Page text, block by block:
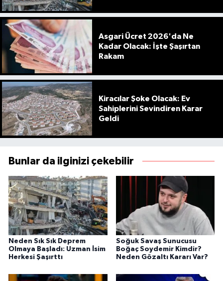
Asgari Ücret 2026'da Ne
Kadar Olacak: İşte Şaşırtan
Rakam
Kiracılar Şoke Olacak: Ev
Sahiplerini Sevindiren Karar
Geldi
Bunlar da ilginizi çekebilir
Neden Sık Sık Deprem
Olmaya Başladı: Uzman İsim
Herkesi Şaşırttı
Soğuk Savaş Sunucusu
Boğaç Soydemir Kimdir?
Neden Gözaltı Kararı Var?